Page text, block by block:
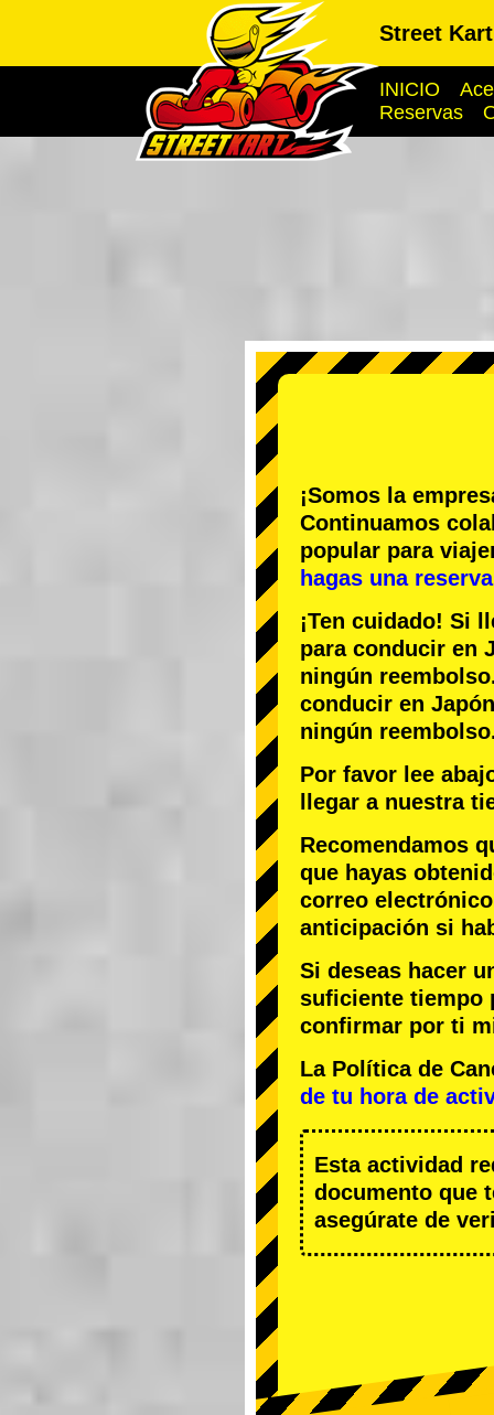
Street
INICIO
Reservas
¡Somos la
Continuamos
popular para
hagas una
¡Ten cuidado! Si
para conducir en
ningún
conducir en
ningún
Por favor lee
llegar a nuestra
Recomendamos
que hayas
correo
anticipación si
Si deseas hacer
suficiente tiempo
confirmar por ti
La Política de
de tu hora de
Esta actividad
documento que
asegúrate de